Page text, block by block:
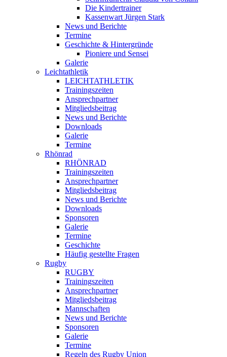
Die Kindertrainer
Kassenwart Jürgen Stark
News und Berichte
Termine
Geschichte & Hintergründe
Pioniere und Sensei
Galerie
Leichtathletik
LEICHTATHLETIK
Trainingszeiten
Ansprechpartner
Mitgliedsbeitrag
News und Berichte
Downloads
Galerie
Termine
Rhönrad
RHÖNRAD
Trainingszeiten
Ansprechpartner
Mitgliedsbeitrag
News und Berichte
Downloads
Sponsoren
Galerie
Termine
Geschichte
Häufig gestellte Fragen
Rugby
RUGBY
Trainingszeiten
Ansprechpartner
Mitgliedsbeitrag
Mannschaften
News und Berichte
Sponsoren
Galerie
Termine
Regeln des Rugby Union